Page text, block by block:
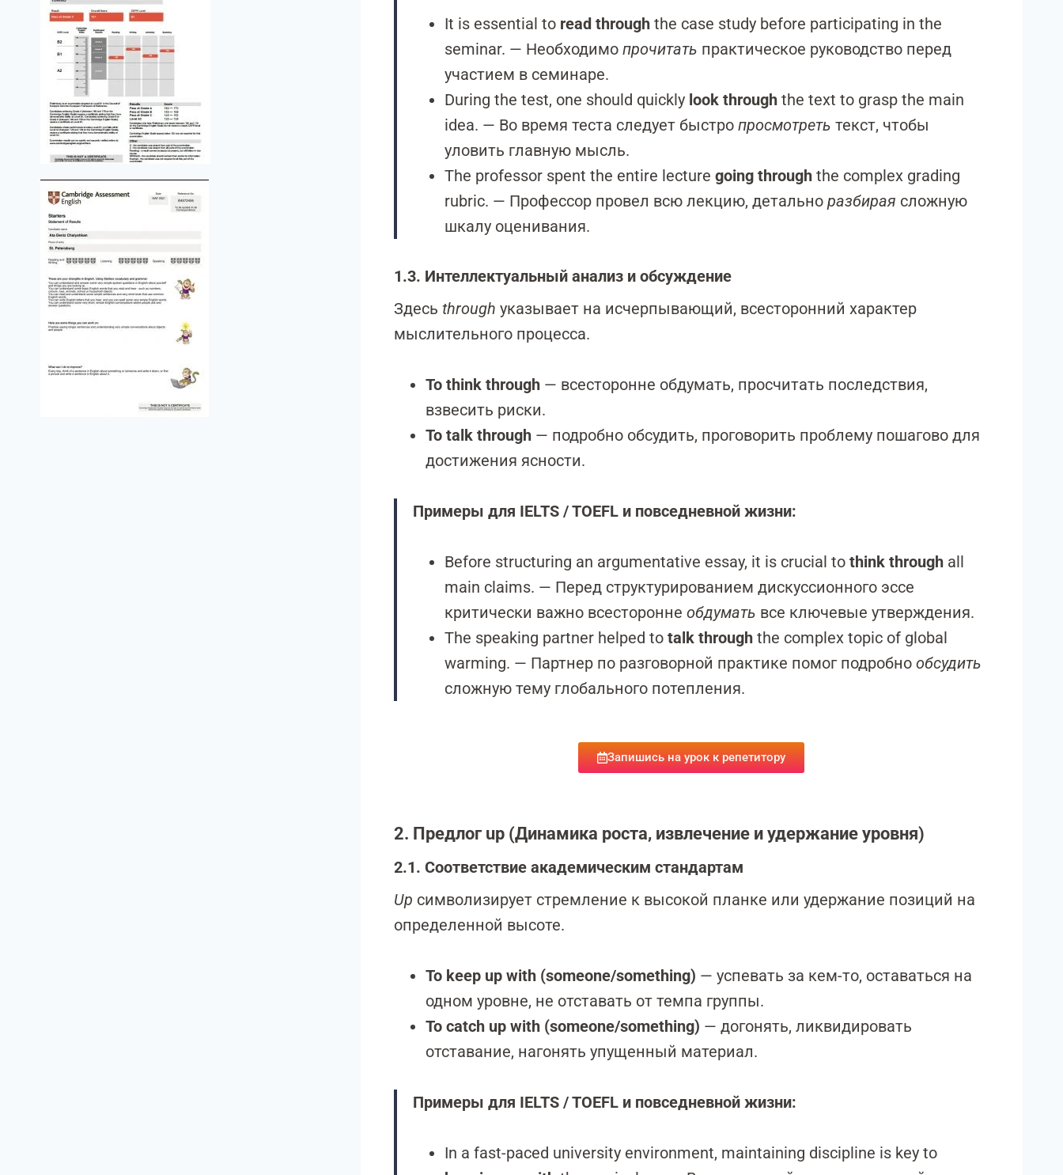
It is essential to read throughthe case study before participating in the
seminar. — Необходимо прочитать практическое руководство перед
участием в семинаре.
During the test, one should quickly look throughthe text to grasp the main
idea. — Во время теста следует быстро просмотреть текст, чтобы
уловить главную мысль.
The professor spent the entire lecture going throughthe complex grading
rubric. — Профессор провел всю лекцию, детально разбирая сложную
шкалу оценивания.
1.3. Интеллектуальный анализ и обсуждение
Здесь through указывает на исчерпывающий, всесторонний характер
мыслительного процесса.
To think through— всесторонне обдумать, просчитать последствия,
взвесить риски.
To talk through— подробно обсудить, проговорить проблему пошагово для
достижения ясности.
Примеры для IELTS / TOEFL и повседневной жизни:
Before structuring an argumentative essay, it is crucial to think throughall
main claims. — Перед структурированием дискуссионного эссе
критически важно всесторонне обдумать все ключевые утверждения.
The speaking partner helped to talk throughthe complex topic of global
warming. — Партнер по разговорной практике помог подробно обсудить
сложную тему глобального потепления.
Запишись на урок к репетитору
2. Предлог up (Динамика роста, извлечение и удержание уровня)
2.1. Соответствие академическим стандартам
Up символизирует стремление к высокой планке или удержание позиций на
определенной высоте.
To keep up with (someone/something) — успевать за кем-то, оставаться на
одном уровне, не отставать от темпа группы.
To catch up with (someone/something) — догонять, ликвидировать
отставание, нагонять упущенный материал.
Примеры для IELTS / TOEFL и повседневной жизни:
In a fast-paced university environment, maintaining discipline is key to